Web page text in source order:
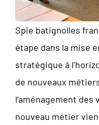
Spie batignolles
étape dans la mise
stratégique à
de nouveaux
l’aménagement
nouveau métier